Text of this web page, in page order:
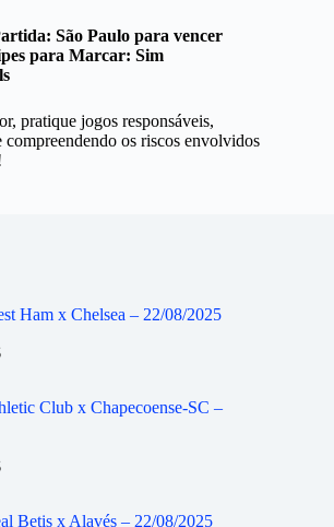
São Paulo para vencer
para Marcar: Sim
pratique jogos responsáveis,
compreendendo os riscos envolvidos
Ham x Chelsea – 22/08/2025
Club x Chapecoense-SC –
Betis x Alavés – 22/08/2025